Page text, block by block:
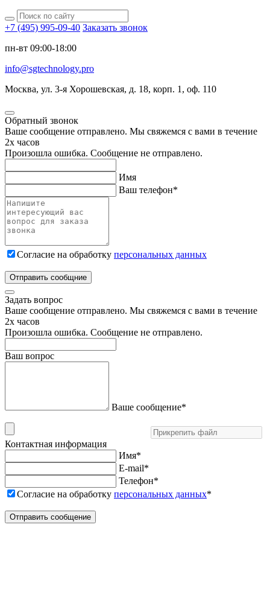
+7 (495) 995-09-40 Заказать звонок
пн-вт 09:00-18:00
info@sgtechnology.pro
Москва, ул. 3-я Хорошевская, д. 18, корп. 1, оф. 110
Обратный звонок
Ваше сообщение отправлено. Мы свяжемся с вами в течение
2х часов
Произошла ошибка. Сообщение не отправлено.
Имя
Ваш телефон*
Согласие на обработку персональных данных
Отправить сообщние
Задать вопрос
Ваше сообщение отправлено. Мы свяжемся с вами в течение
2х часов
Произошла ошибка. Сообщение не отправлено.
Ваш вопрос
Ваше сообщение*
Контактная информация
Имя*
E-mail*
Телефон*
Согласие на обработку персональных данных*
Отправить сообщение